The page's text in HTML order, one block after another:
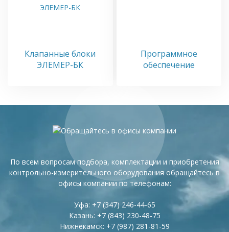
Клапанные блоки
ЭЛЕМЕР-БК
Программное
обеспечение
По всем вопросам подбора, комплектации и приобретения
контрольно-измерительного оборудования обращайтесь в
офисы компании по телефонам:
Уфа: +7 (347) 246-44-65
Казань: +7 (843) 230-48-75
Нижнекамск: +7 (987) 281-81-59